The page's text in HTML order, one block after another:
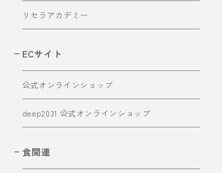
リセラアカデミー
ECサイト
公式オンラインショップ
deep2031 公式オンラインショップ
食関連